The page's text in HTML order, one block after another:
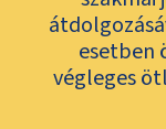
esetben
végleges